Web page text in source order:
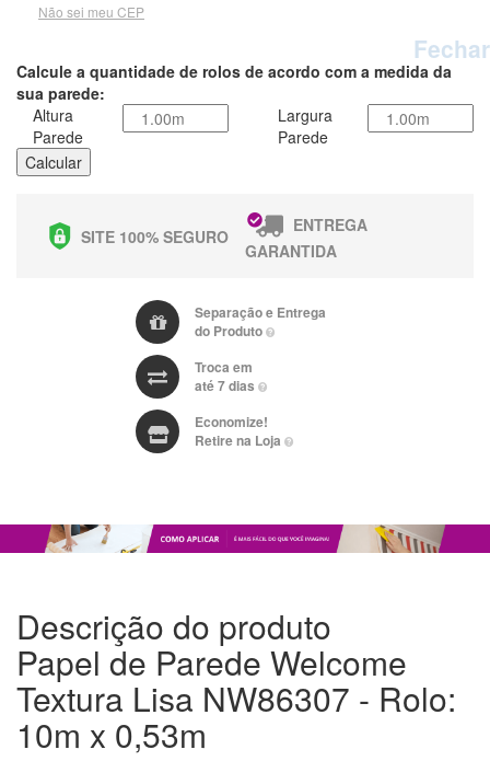
Não sei meu CEP
Fechar
Calcule a quantidade de rolos de acordo com a medida da
sua parede:
Altura
Parede
Largura
Parede
Calcular
SITE 100% SEGURO
ENTREGA
GARANTIDA
Separação e Entrega
do Produto
Troca em
até 7 dias
Economize!
Retire na Loja
Descrição do produto
Papel de Parede Welcome
Textura Lisa NW86307 - Rolo:
10m x 0,53m